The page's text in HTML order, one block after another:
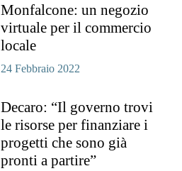
Monfalcone: un negozio
virtuale per il commercio
locale
24 Febbraio 2022
Decaro: “Il governo trovi
le risorse per finanziare i
progetti che sono già
pronti a partire”